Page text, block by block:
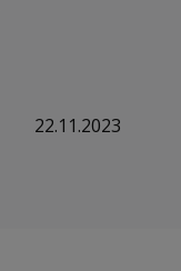
22.11.2023